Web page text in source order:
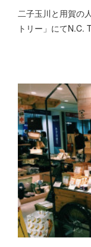
二子玉川と用賀の
トリー」にてN.C.